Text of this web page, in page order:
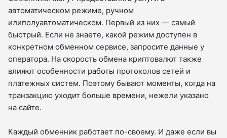
автоматическом режиме, ручном
илиполуавтоматическом. Первый из них — самый
быстрый. Если не знаете, какой режим доступен в
конкретном обменном сервисе, запросите данные у
оператора. На скорость обмена криптовалют также
влияют особенности работы протоколов сетей и
платежных систем. Поэтому бывают моменты, когда на
транзакцию уходит больше времени, нежели указано
на сайте.
Каждый обменник работает по-своему. И даже если вы